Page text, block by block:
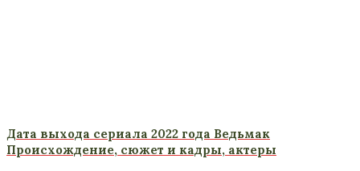
Дата выхода сериала 2022 года Ведьмак
Происхождение, сюжет и кадры, актеры